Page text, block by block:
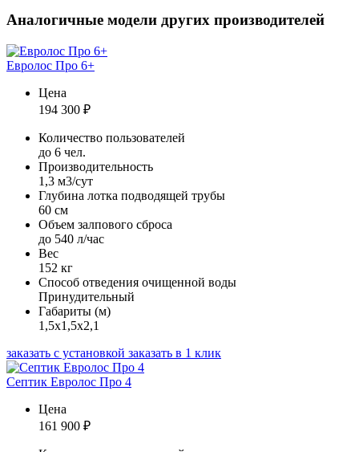
Аналогичные модели других производителей
Евролос Про 6+
Цена
194 300 ₽
Количество пользователей
до 6 чел.
Производительность
1,3 м3/сут
Глубина лотка подводящей трубы
60 см
Объем залпового сброса
до 540 л/час
Вес
152 кг
Способ отведения очищенной воды
Принудительный
Габариты (м)
1,5х1,5х2,1
заказать с установкой заказать в 1 клик
Септик Евролос Про 4
Цена
161 900 ₽